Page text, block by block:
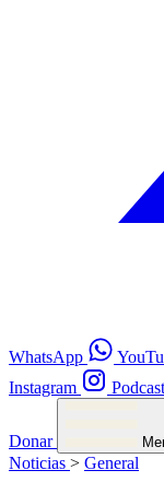
WhatsApp
Instagram
Donar
Noticias > General